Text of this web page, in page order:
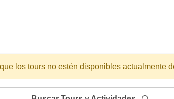
los tours no estén disponibles actualmente